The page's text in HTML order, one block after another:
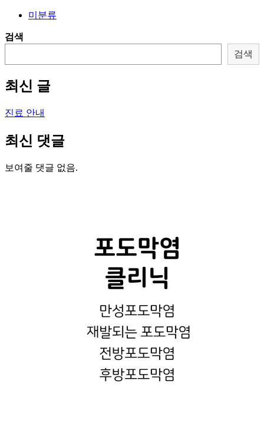
미분류
검색
검색
최신 글
진료 안내
최신 댓글
보여줄 댓글 없음.